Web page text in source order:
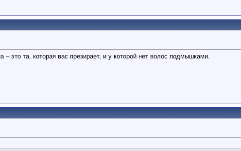
– это та, которая вас презирает, и у которой нет волос подмышками.